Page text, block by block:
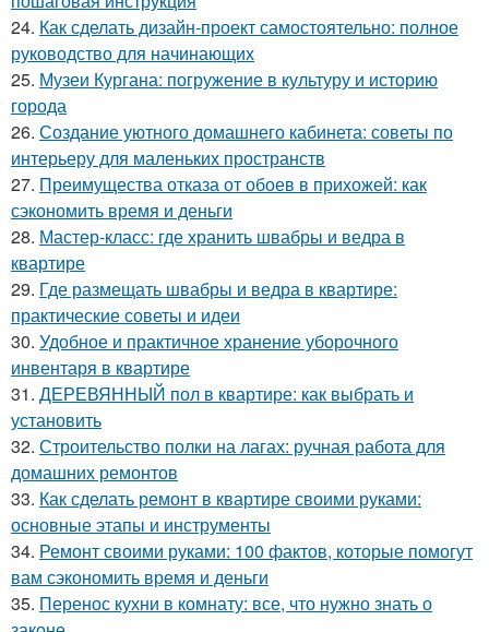
24. Как сделать дизайн-проект самостоятельно: полное
руководство для начинающих
25. Музеи Кургана: погружение в культуру и историю
города
26. Создание уютного домашнего кабинета: советы по
интерьеру для маленьких пространств
27. Преимущества отказа от обоев в прихожей: как
сэкономить время и деньги
28. Мастер-класс: где хранить швабры и ведра в
квартире
29. Где размещать швабры и ведра в квартире:
практические советы и идеи
30. Удобное и практичное хранение уборочного
инвентаря в квартире
31. ДЕРЕВЯННЫЙ пол в квартире: как выбрать и
установить
32. Строительство полки на лагах: ручная работа для
домашних ремонтов
33. Как сделать ремонт в квартире своими руками:
основные этапы и инструменты
34. Ремонт своими руками: 100 фактов, которые помогут
вам сэкономить время и деньги
35. Перенос кухни в комнату: все, что нужно знать о